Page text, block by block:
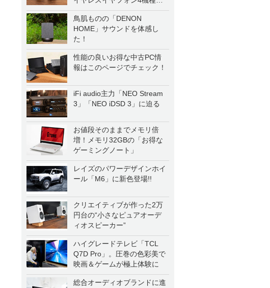
一気に聴く
鳥肌ものの「DENON
HOME」サウンドを体感し
た！
性能の良いお得な中古PC情
報はこのページでチェック！
iFi audio主力「NEO Stream
3」「NEO iDSD 3」に迫る
お値段そのままでメモリ倍
増！メモリ32GBの「お得な
ゲーミングノート」
レイズのパワーデザインホイ
ール「M6」に新色登場!!
クリエイティブが作った2万
円台の“小さなピュアオーデ
ィオスピーカー”
ハイグレードテレビ「TCL
Q7D Pro」。圧巻の色彩美で
映画＆ゲームが極上体験に
総合オーディオブランドに進